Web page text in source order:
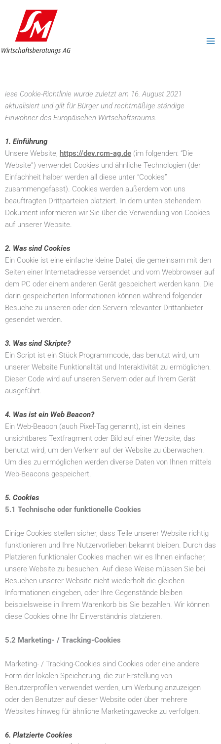
springen
iese Cookie-Richtlinie wurde zuletzt am 16. August 2021
aktualisiert und gilt für Bürger und rechtmäßige ständige
Einwohner des Europäischen Wirtschaftsraums.
1. Einführung
Unsere Website, https://dev.rcm-ag.de (im folgenden: “Die
Website”) verwendet Cookies und ähnliche Technologien (der
Einfachheit halber werden all diese unter “Cookies”
zusammengefasst). Cookies werden außerdem von uns
beauftragten Drittparteien platziert. In dem unten stehendem
Dokument informieren wir Sie über die Verwendung von Cookies
auf unserer Website.
2. Was sind Cookies
Ein Cookie ist eine einfache kleine Datei, die gemeinsam mit den
Seiten einer Internetadresse versendet und vom Webbrowser auf
dem PC oder einem anderen Gerät gespeichert werden kann. Die
darin gespeicherten Informationen können während folgender
Besuche zu unseren oder den Servern relevanter Drittanbieter
gesendet werden.
3. Was sind Skripte?
Ein Script ist ein Stück Programmcode, das benutzt wird, um
unserer Website Funktionalität und Interaktivität zu ermöglichen.
Dieser Code wird auf unseren Servern oder auf Ihrem Gerät
ausgeführt.
4. Was ist ein Web Beacon?
Ein Web-Beacon (auch Pixel-Tag genannt), ist ein kleines
unsichtbares Textfragment oder Bild auf einer Website, das
benutzt wird, um den Verkehr auf der Website zu überwachen.
Um dies zu ermöglichen werden diverse Daten von Ihnen mittels
Web-Beacons gespeichert.
5. Cookies
5.1 Technische oder funktionelle Cookies
Einige Cookies stellen sicher, dass Teile unserer Website richtig
funktionieren und Ihre Nutzervorlieben bekannt bleiben. Durch das
Platzieren funktionaler Cookies machen wir es Ihnen einfacher,
unsere Website zu besuchen. Auf diese Weise müssen Sie bei
Besuchen unserer Website nicht wiederholt die gleichen
Informationen eingeben, oder Ihre Gegenstände bleiben
beispielsweise in Ihrem Warenkorb bis Sie bezahlen. Wir können
diese Cookies ohne Ihr Einverständnis platzieren.
5.2 Marketing- / Tracking-Cookies
Marketing- / Tracking-Cookies sind Cookies oder eine andere
Form der lokalen Speicherung, die zur Erstellung von
Benutzerprofilen verwendet werden, um Werbung anzuzeigen
oder den Benutzer auf dieser Website oder über mehrere
Websites hinweg für ähnliche Marketingzwecke zu verfolgen.
6. Platzierte Cookies